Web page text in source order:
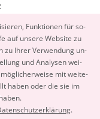
Funk­tio­nen für so­
auf un­se­re Web­site zu
zu Ihrer Ver­wen­dung un­
und Ana­ly­sen wei­
mit wei­te­
haben oder die sie im
.
GmbH.